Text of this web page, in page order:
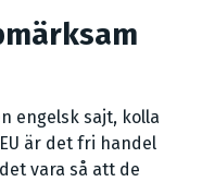
engelsk sajt, kolla
är det fri handel
vara så att de